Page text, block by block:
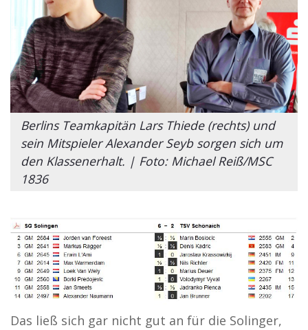
Berlins Teamkapitän Lars Thiede (rechts) und
sein Mitspieler Alexander Seyb sorgen sich um
den Klassenerhalt. | Foto: Michael Reiß/MSC
1836
Das ließ sich gar nicht gut an für die Solinger,